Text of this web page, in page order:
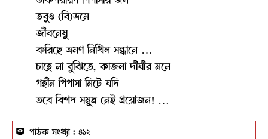
তবুও (বি)ভ্রমে
জীবনেষু
করিছে ভ্রমণ নিখিল সন্ধানে …
চাহে না বুঝিতে, কাজলা দীঘীর মনে
গহীন পিপাসা মিটে যদি
তবে বিশদ সমুদ্র নেই প্রয়োজন! …
পাঠক সংখ্যা : ৪১২